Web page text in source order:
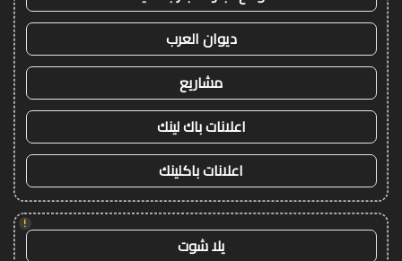
ديوان العرب
مشاريع
اعلانات باك لينك
اعلانات باكلينك
!
يلا شوت